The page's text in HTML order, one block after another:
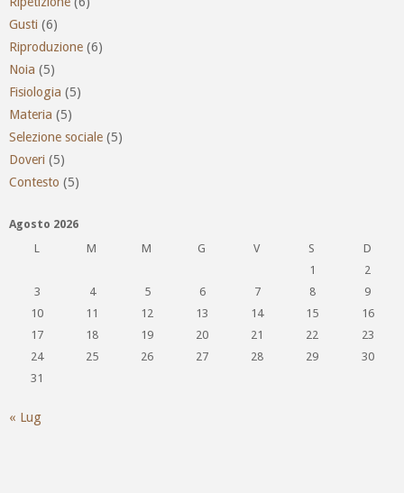
Gusti (6)
Riproduzione (6)
Noia (5)
Fisiologia (5)
Materia (5)
Selezione sociale (5)
Doveri (5)
Contesto (5)
Agosto 2026
L
M M G V S
D
1
2
3
4 5 6 7 8
9
10
11 12 13 14 15
16
17
18 19 20 21 22
23
24
25 26 27 28 29
30
31
« Lug